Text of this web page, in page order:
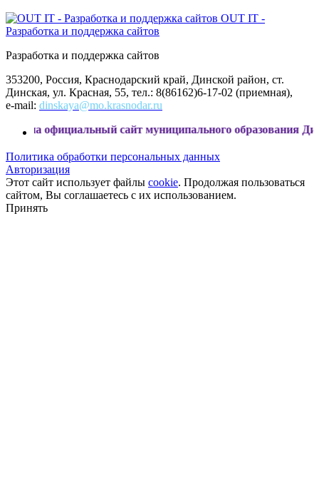
OUT IT -
Разработка и поддержка сайтов
Разработка и поддержка сайтов
353200, Россия, Краснодарский край, Динской район, ст.
Динская, ул. Красная, 55, тел.: 8(86162)6-17-02 (приемная),
e-mail: dinskaya@mo.krasnodar.ru
сайт муниципального образования Динской
Политика обработки персональных данных
Авторизация
Этот сайт использует файлы cookie. Продолжая пользоваться
сайтом, Вы соглашаетесь с их использованием.
Принять